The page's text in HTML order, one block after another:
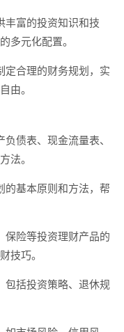
丰富的投资知识和技
多元化配置。
定合理的财务规划，实
由。
债表、现金流量表、
法。
的基本原则和方法，帮
保险等投资理财产品的
技巧。
包括投资策略、退休规